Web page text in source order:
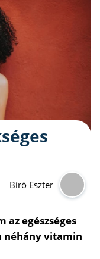
Bíró Eszter
az egészséges
néhány vitamin